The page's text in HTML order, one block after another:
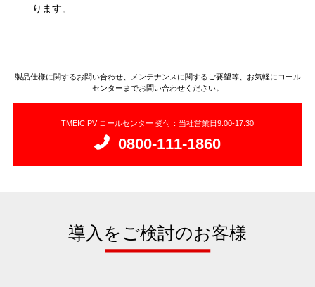
ります。
製品仕様に関するお問い合わせ、メンテナンスに関するご要望等、お気軽にコール
センターまでお問い合わせください。
TMEIC PV コールセンター 受付：当社営業日9:00-17:30
0800-111-1860
導入をご検討のお客様